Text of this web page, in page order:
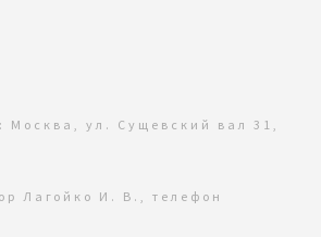
Москва, ул. Сущевский вал 31,
Лагойко И. В., телефон